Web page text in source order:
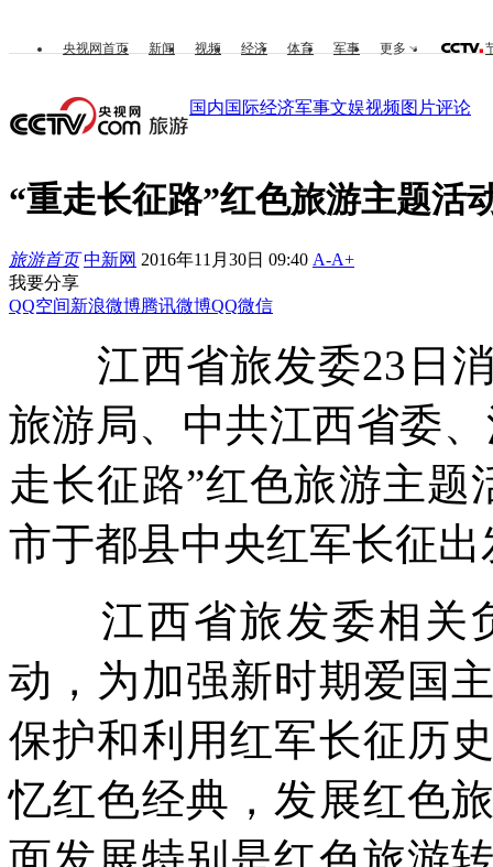
央视网首页 新闻 视频 经济 体育 军事 更多
国内国际经济军事文娱视频图片评论
“重走长征路”红色旅游主题活
旅游首页 中新网 2016年11月30日 09:40 A-A+
我要分享
QQ空间新浪微博腾讯微博QQ微信
江西省旅发委23日消
旅游局、中共江西省委
走长征路”红色旅游主题
市于都县中央红军长征
江西省旅发委相关
动，为加强新时期爱国
保护和利用红军长征历
忆红色经典，发展红色